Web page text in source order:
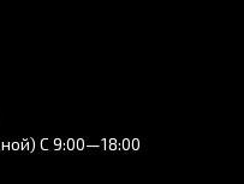
С 9:00—18:00